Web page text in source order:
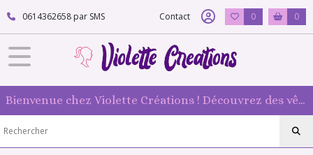
0614362658 par SMS Contact 0 0
Bienvenue chez Violette Créations ! Découvrez des vêtements faits main pour vos poupées mannequin : originaux et 100 % fabriqués en France